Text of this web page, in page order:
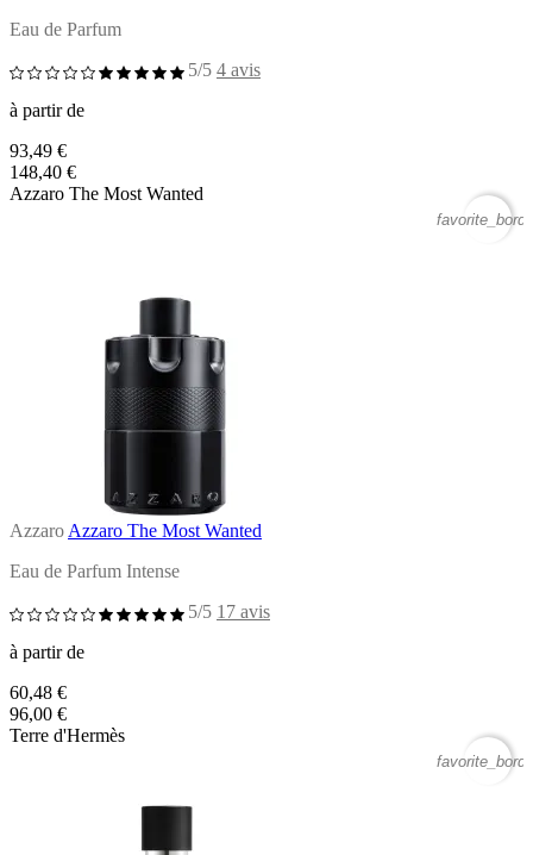
Eau de Parfum
5/5 4 avis
à partir de
93,49 €
148,40 €
Azzaro The Most Wanted
Azzaro Azzaro The Most Wanted
Eau de Parfum Intense
5/5 17 avis
à partir de
60,48 €
96,00 €
Terre d'Hermès